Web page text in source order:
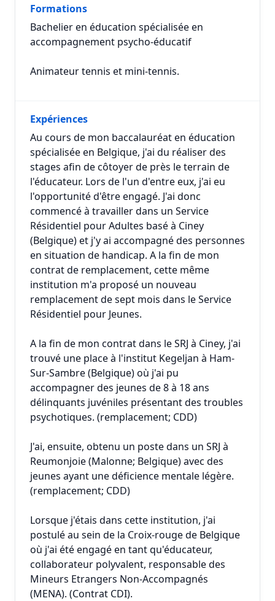
Formations
Bachelier en éducation spécialisée en
accompagnement psycho-éducatif
Animateur tennis et mini-tennis.
Expériences
Au cours de mon baccalauréat en éducation
spécialisée en Belgique, j'ai du réaliser des
stages afin de côtoyer de près le terrain de
l'éducateur. Lors de l'un d'entre eux, j'ai eu
l'opportunité d'être engagé. J'ai donc
commencé à travailler dans un Service
Résidentiel pour Adultes basé à Ciney
(Belgique) et j'y ai accompagné des personnes
en situation de handicap. A la fin de mon
contrat de remplacement, cette même
institution m'a proposé un nouveau
remplacement de sept mois dans le Service
Résidentiel pour Jeunes.
A la fin de mon contrat dans le SRJ à Ciney, j'ai
trouvé une place à l'institut Kegeljan à Ham-
Sur-Sambre (Belgique) où j'ai pu
accompagner des jeunes de 8 à 18 ans
délinquants juvéniles présentant des troubles
psychotiques. (remplacement; CDD)
J'ai, ensuite, obtenu un poste dans un SRJ à
Reumonjoie (Malonne; Belgique) avec des
jeunes ayant une déficience mentale légère.
(remplacement; CDD)
Lorsque j'étais dans cette institution, j'ai
postulé au sein de la Croix-rouge de Belgique
où j'ai été engagé en tant qu'éducateur,
collaborateur polyvalent, responsable des
Mineurs Etrangers Non-Accompagnés
(MENA). (Contrat CDI).